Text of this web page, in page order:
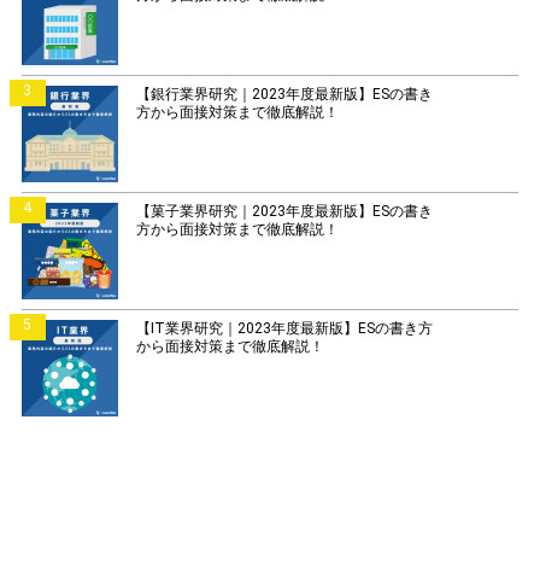
3
【銀行業界研究｜2023年度最新版】ESの書き
方から面接対策まで徹底解説！
4
【菓子業界研究｜2023年度最新版】ESの書き
方から面接対策まで徹底解説！
5
【IT業界研究｜2023年度最新版】ESの書き方
から面接対策まで徹底解説！